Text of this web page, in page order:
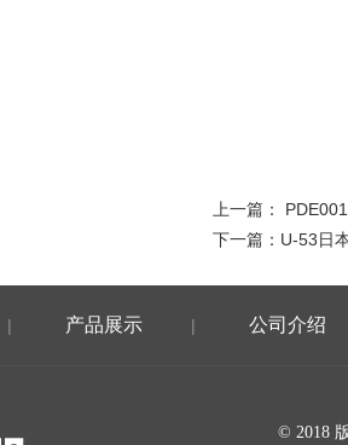
上一篇：
下一篇： U-53日
| 产品展示 | 公司介绍
© 2018